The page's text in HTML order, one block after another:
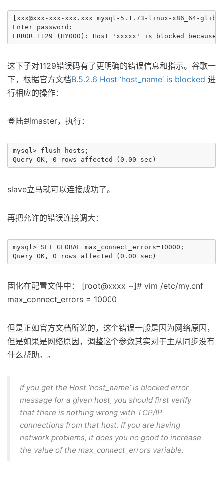
[xxx@xxx-xxx-xxx.xxx mysql-5.1.73-linux-x86_64-
Enter password:
这下子对1129错误码有了更明确的错误信息和指示。谷歌一
下，根据官方文档B.5.2.6 Host ‘host_name’ is blocked 进
行相应的操作：
登陆到master，执行：
mysql> flush hosts;
slave立马就可以连接成功了。
再把允许的错误连接调大：
mysql> SET GLOBAL max_connect_errors=10000;
固化在配置文件中： [root@xxxx ~]# vim /etc/my.cnf
max_connect_errors = 10000
但是正如官方文档所说的，这个错误一般是因为网络原因，
但是如果是网络原因，调整这个参数其实对于主从同步没有
什么帮助。。
If you get the Host ‘host_name’ is blocked error
message for a given host, you should first verify
that there is nothing wrong with TCP/IP
connections from that host. If you are having
network problems, it does you no good to increase
the value of the max_connect_errors variable.